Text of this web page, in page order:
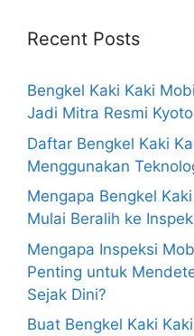
Recent Posts
Bengkel Kaki Kaki
Jadi Mitra Resmi
Daftar Bengkel Kaki
Menggunakan
Mengapa Bengkel
Mulai Beralih ke
Mengapa Inspeksi
Penting untuk
Sejak Dini?
Buat Bengkel Kaki